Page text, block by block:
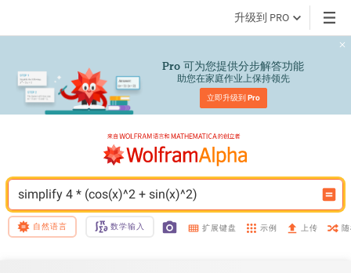
升级到 PRO
Pro 可为您提供分步解答功能
助您在家庭作业上保持领先
立即升级到 Pro
simplify 4 * (cos(x)^2 + sin(x)^2)
自然语言 数学输入 扩展键盘 示例 上传